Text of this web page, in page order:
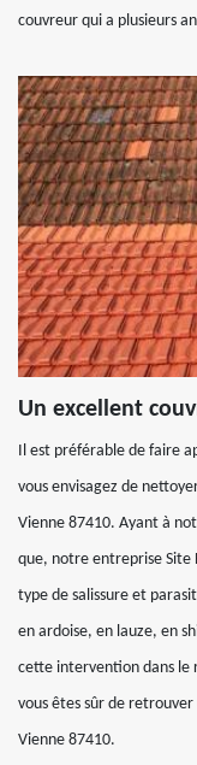
couvreur qui a plusieurs
Un excellent
Il est préférable de faire
vous envisagez de
Vienne 87410. Ayant à
que, notre entreprise Site
type de salissure et
en ardoise, en lauze, en
cette intervention dans le
vous êtes sûr de
Vienne 87410.